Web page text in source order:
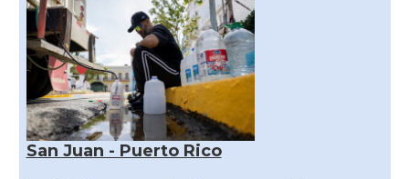
San Juan - Puerto Rico